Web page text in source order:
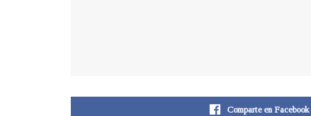
Comparte en Facebook